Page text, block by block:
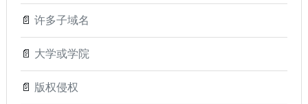
📄 许多子域名
📄 大学或学院
📄 版权侵权